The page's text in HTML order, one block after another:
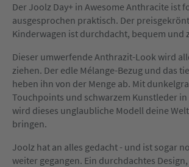
Der Joolz Day+ in Awesome Anthracite ist
ausgesprochen praktisch. Der
Kinderwagen ist durchdacht, bequem und
Dieser umwerfende Anthrazit-Look wird
ziehen. Der edle Mélange-Bezug und das
heben ihn von der Menge ab. Mit
Touchpoints und schwarzem Kunstleder
wird dieses unglaubliche Modell deine
bringen.
Joolz hat an alles gedacht - und ist sogar
weiter gegangen. Ein durchdachtes